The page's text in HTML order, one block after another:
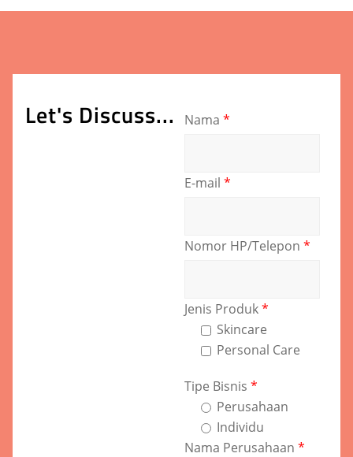
Let's Discuss... Nama *
E-mail *
Nomor HP/Telepon *
Jenis Produk*
Skincare
Personal Care
Tipe Bisnis *
Perusahaan
Individu
Nama Perusahaan *